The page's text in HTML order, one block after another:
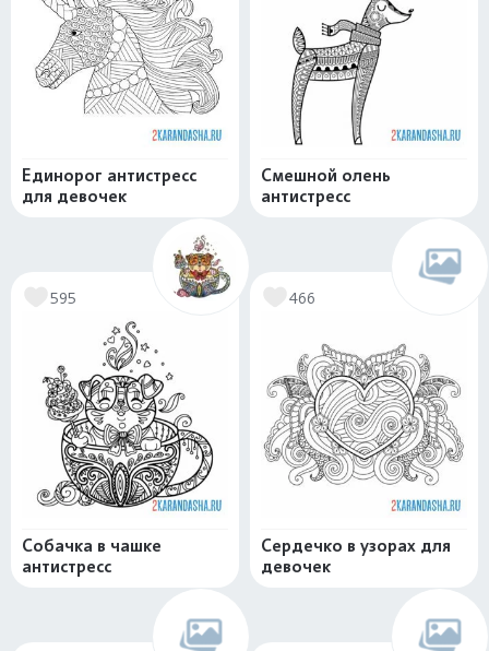
Единорог антистресс
для девочек
Смешной олень
антистресс
595
Собачка в чашке
антистресс
466
Сердечко в узорах для
девочек